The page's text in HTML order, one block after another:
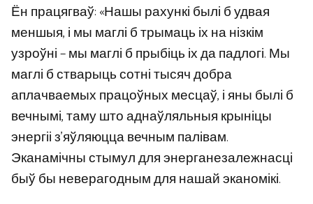
Ён працягваў: «Нашы рахункі былі б удвая
меншыя, і мы маглі б трымаць іх на нізкім
узроўні – мы маглі б прыбіць іх да падлогі. Мы
маглі б стварыць сотні тысяч добра
аплачваемых працоўных месцаў, і яны былі б
вечнымі, таму што аднаўляльныя крыніцы
энергіі з’яўляюцца вечным палівам.
Эканамічны стымул для энерганезалежнасці
быў бы неверагодным для нашай эканомікі.